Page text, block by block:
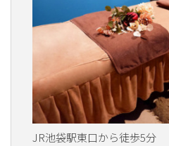
JR池袋駅東口から徒歩5分